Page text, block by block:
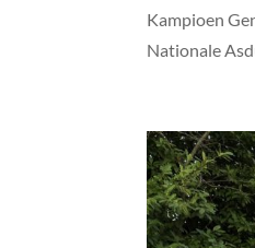
Kampioen
Nationale